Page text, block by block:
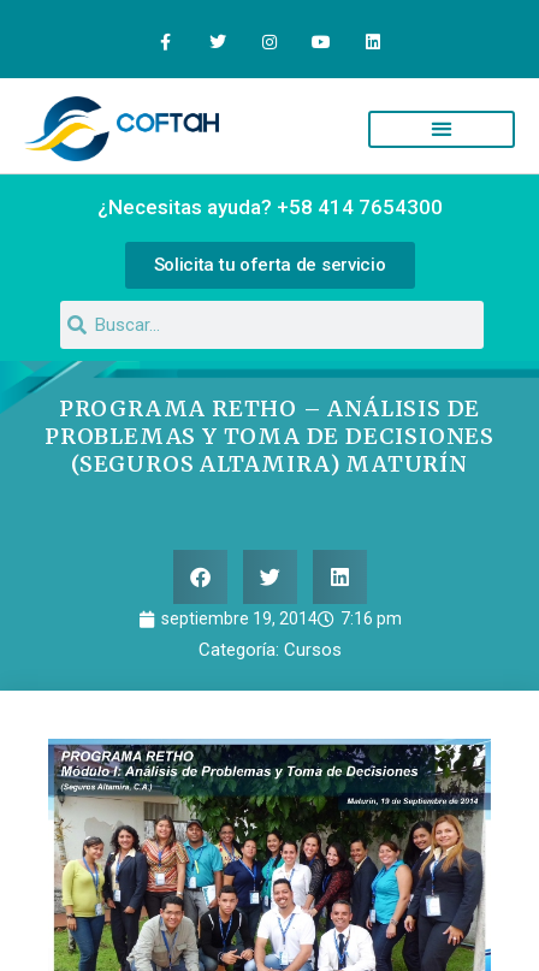
¿Necesitas ayuda? +58 414 7654300
Solicita tu oferta de servicio
PROGRAMA RETHO – ANÁLISIS DE
PROBLEMAS Y TOMA DE DECISIONES
(SEGUROS ALTAMIRA) MATURÍN
septiembre 19, 2014 7:16 pm
Categoría: Cursos